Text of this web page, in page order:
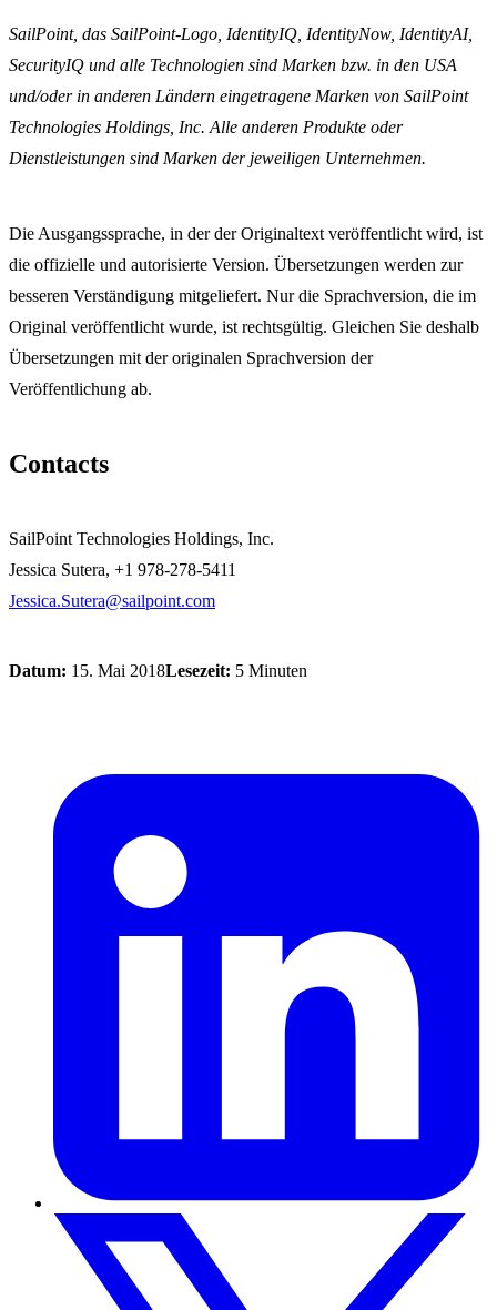
SailPoint, das SailPoint-Logo, IdentityIQ, IdentityNow, IdentityAI,
SecurityIQ und alle Technologien sind Marken bzw. in den USA
und/oder in anderen Ländern eingetragene Marken von SailPoint
Technologies Holdings, Inc. Alle anderen Produkte oder
Dienstleistungen sind Marken der jeweiligen Unternehmen.
Die Ausgangssprache, in der der Originaltext veröffentlicht wird, ist
die offizielle und autorisierte Version. Übersetzungen werden zur
besseren Verständigung mitgeliefert. Nur die Sprachversion, die im
Original veröffentlicht wurde, ist rechtsgültig. Gleichen Sie deshalb
Übersetzungen mit der originalen Sprachversion der
Veröffentlichung ab.
Contacts
SailPoint Technologies Holdings, Inc.
Jessica Sutera, +1 978-278-5411
Jessica.Sutera@sailpoint.com
Datum: 15. Mai 2018Lesezeit: 5 Minuten